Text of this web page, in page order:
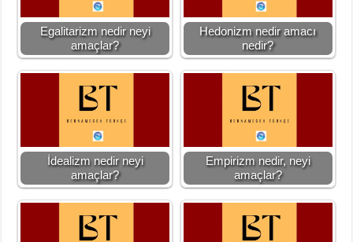
Egalitarizm nedir neyi
amaçlar?
Hedonizm nedir amacı
nedir?
İdealizm nedir neyi
amaçlar?
Empirizm nedir, neyi
amaçlar?